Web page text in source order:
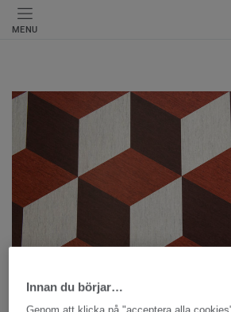
MENU
Cookies Policy
Innan du börjar…